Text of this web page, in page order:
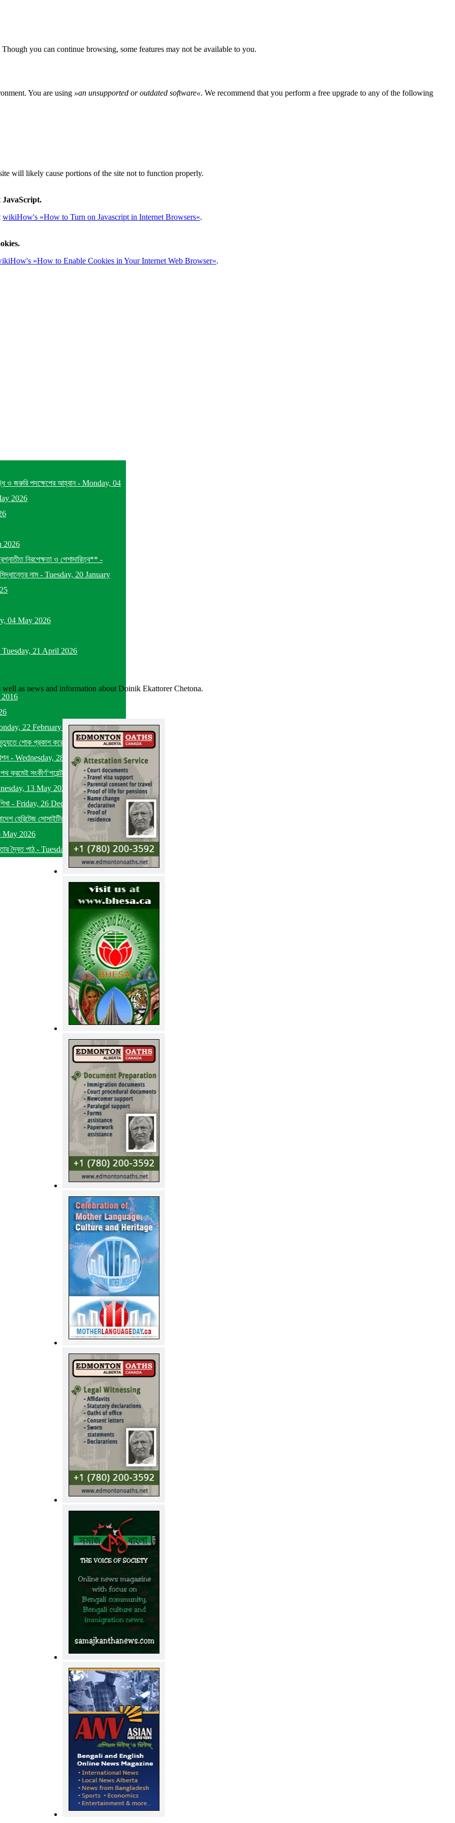
you can continue browsing, some features may not be available to you.
You are using »an unsupported or outdated software«. We recommend that you perform a free upgrade to any of the following
will likely cause portions of the site not to function properly.
JavaScript.
wikiHow's »How to Turn on Javascript in Internet Browsers«.
»How to Enable Cookies in Your Internet Web Browser«.
ও জরুরি পদক্ষেপের আহ্বান- Monday, 04
2026
2026
নিরপেক্ষতা ও পেশাদারিত্ব** -
নাম- Tuesday, 20 January
04 May 2026
Tuesday, 21 April 2026
2016
22 February 2016
শোক প্রকাশ করেছেন -Saturday, 24
- Wednesday, 28 October 2015
ক্রমেই সংকীর্ণ‘পয়েন্ট অব নো রিটার্ন’-এর দিকে
13 May 2026
- Friday, 26 December 2025
হেরিটেজ সোসাইটির ব্যাপক সাফল্য-
May 2026
দ্বৈত পাঠ- Tuesday, 05 May 2026
as news and information about Doinik Ekattorer Chetona.